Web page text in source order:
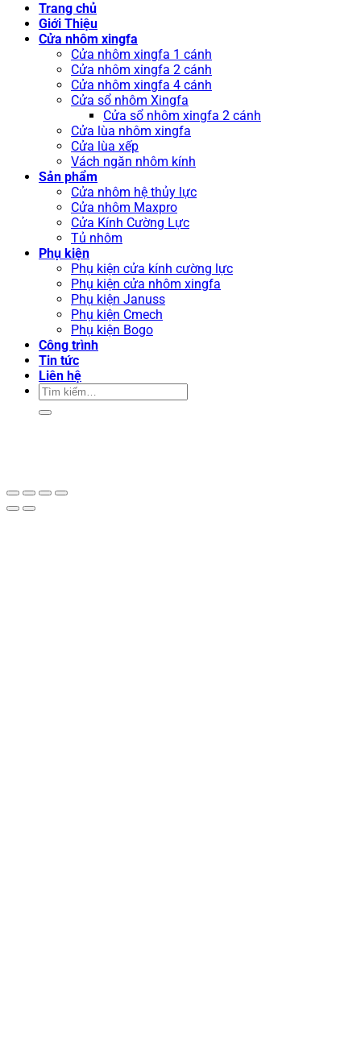
Trang chủ
Giới Thiệu
Cửa nhôm xingfa
Cửa nhôm xingfa 1 cánh
Cửa nhôm xingfa 2 cánh
Cửa nhôm xingfa 4 cánh
Cửa sổ nhôm Xingfa
Cửa sổ nhôm xingfa 2 cánh
Cửa lùa nhôm xingfa
Cửa lùa xếp
Vách ngăn nhôm kính
Sản phẩm
Cửa nhôm hệ thủy lực
Cửa nhôm Maxpro
Cửa Kính Cường Lực
Tủ nhôm
Phụ kiện
Phụ kiện cửa kính cường lực
Phụ kiện cửa nhôm xingfa
Phụ kiện Januss
Phụ kiện Cmech
Phụ kiện Bogo
Công trình
Tin tức
Liên hệ
Tìm